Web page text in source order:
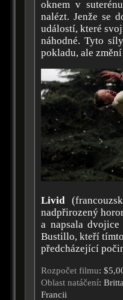
oknem v
nalézt. Jenže se
událostí, které
náhodné. Tyto
pokladu, ale
Livid
nadpřirozený
a napsala
Bustillo, kteří
předcházející
Rozpočet filmu:
Oblast natáčení:
Francii